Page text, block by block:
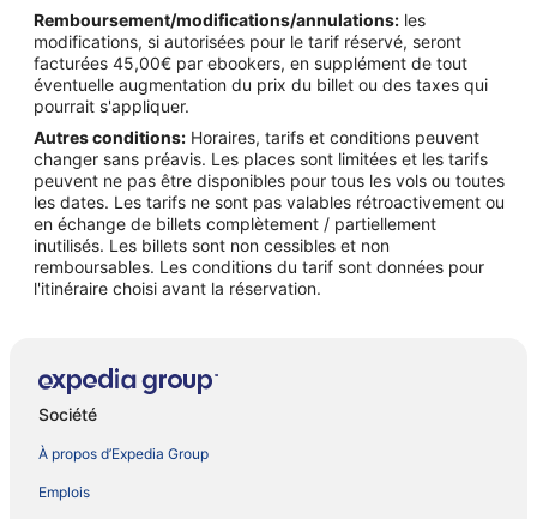
Remboursement/modifications/annulations: les
modifications, si autorisées pour le tarif réservé, seront
facturées 45,00€ par ebookers, en supplément de tout
éventuelle augmentation du prix du billet ou des taxes qui
pourrait s'appliquer.
Autres conditions: Horaires, tarifs et conditions peuvent
changer sans préavis. Les places sont limitées et les tarifs
peuvent ne pas être disponibles pour tous les vols ou toutes
les dates. Les tarifs ne sont pas valables rétroactivement ou
en échange de billets complètement / partiellement
inutilisés. Les billets sont non cessibles et non
remboursables. Les conditions du tarif sont données pour
l'itinéraire choisi avant la réservation.
Société
À propos d’Expedia Group
Emplois